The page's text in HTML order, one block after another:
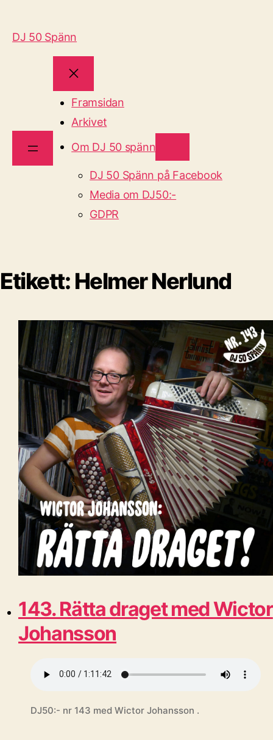
DJ 50 Spänn
Framsidan
Arkivet
Om DJ 50 spänn
DJ 50 Spänn på Facebook
Media om DJ50:-
GDPR
Etikett: Helmer Nerlund
143. Rätta draget med Wictor
Johansson
DJ50:- nr 143 med Wictor Johansson .